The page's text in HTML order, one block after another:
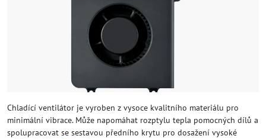
Chladící ventilátor je vyroben z vysoce kvalitního materiálu pro
minimální vibrace. Může napomáhat rozptylu tepla pomocných dílů a
spolupracovat se sestavou předního krytu pro dosažení vysoké